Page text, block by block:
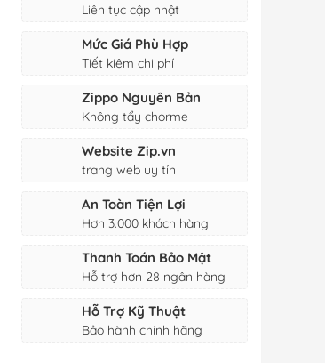
Liên tục cập nhật
Mức Giá Phù Hợp
Tiết kiệm chi phí
Zippo Nguyên Bản
Không tẩy chorme
Website Zip.vn
trang web uy tín
An Toàn Tiện Lợi
Hơn 3.000 khách hàng
Thanh Toán Bảo Mật
Hỗ trợ hơn 28 ngân hàng
Hỗ Trợ Kỹ Thuật
Bảo hành chính hãng